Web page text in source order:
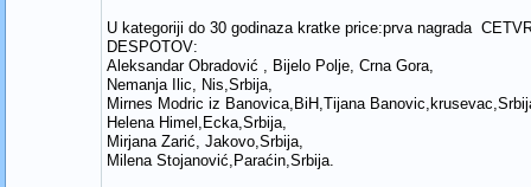
U kategoriji do 30 godinaza kratke price:prva nagrada
DESPOTOV:
Aleksandar Obradović , Bijelo Polje, Crna Gora,
Nemanja Ilic, Nis,Srbija,
Mirnes Modric iz Banovica,BiH,Tijana
Helena Himel,Ecka,Srbija,
Mirjana Zarić, Jakovo,Srbija,
Milena Stojanović,Paraćin,Srbija.